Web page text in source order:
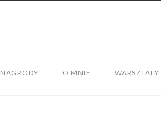
NAGRODY O MNIE WARSZTATY